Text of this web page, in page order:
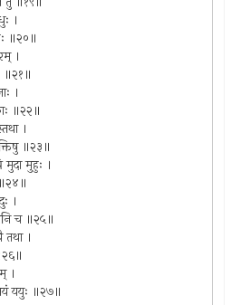
।
॥२०॥
।
॥२१॥
।
॥२२॥
।
॥२३॥
मुदा मुहुः ।
।
च ॥२५॥
तथा ।
।
ययुः ॥२७॥